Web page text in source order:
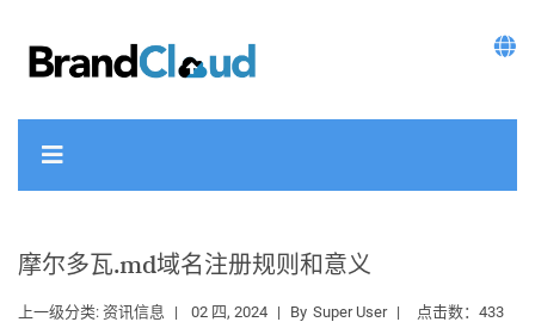
摩尔多瓦.md域名注册规则和意义
上一级分类: 资讯信息 02 四, 2024 By Super User 点击数：433